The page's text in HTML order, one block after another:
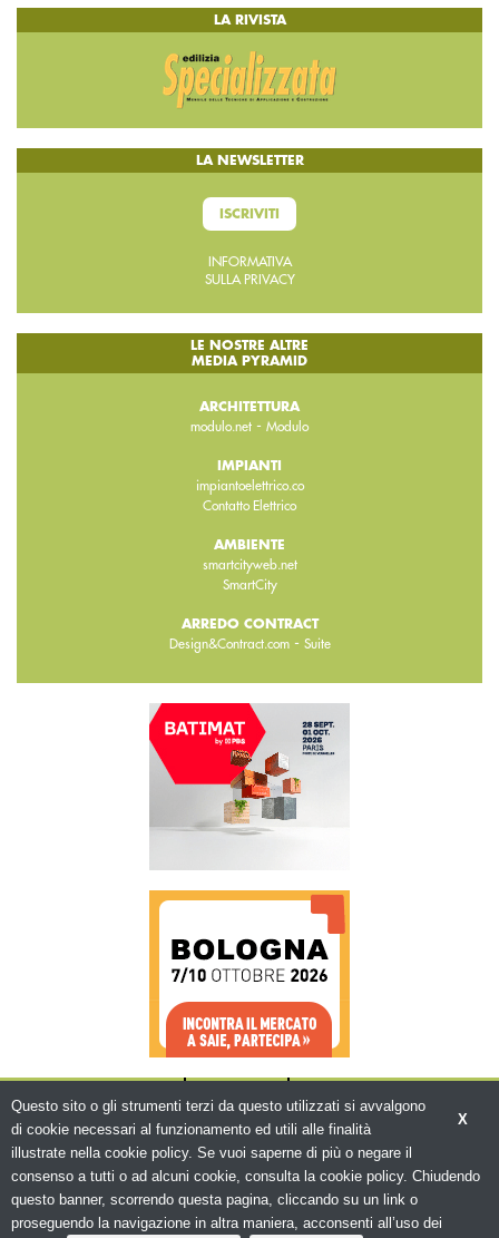
LA RIVISTA
LA NEWSLETTER
ISCRIVITI
INFORMATIVA
SULLA PRIVACY
LE NOSTRE ALTRE
MEDIA PYRAMID
ARCHITETTURA
modulo.net - Modulo
IMPIANTI
impiantoelettrico.co
Contatto Elettrico
AMBIENTE
smartcityweb.net
SmartCity
ARREDO CONTRACT
Design&Contract.com- Suite
© Copyright 2026. Edilizia in Rete - N.ro
Iscrizione ROC 5836 -Privacy policy
X
Questo sito o gli strumenti terzi da questo utilizzati si avvalgono
di cookie necessari al funzionamento ed utili alle finalità
illustrate nella cookie policy. Se vuoi saperne di più o negare il
consenso a tutti o ad alcuni cookie, consulta la cookie policy. Chiudendo
questo banner, scorrendo questa pagina, cliccando su un link o
proseguendo la navigazione in altra maniera, acconsenti all’uso dei